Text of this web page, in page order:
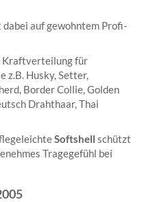
auf gewohntem Profi-
Kraftverteilung für
z.B. Husky, Setter,
Border Collie, Golden
Drahthaar, Thai
Softshell schützt
Tragegefühl bei